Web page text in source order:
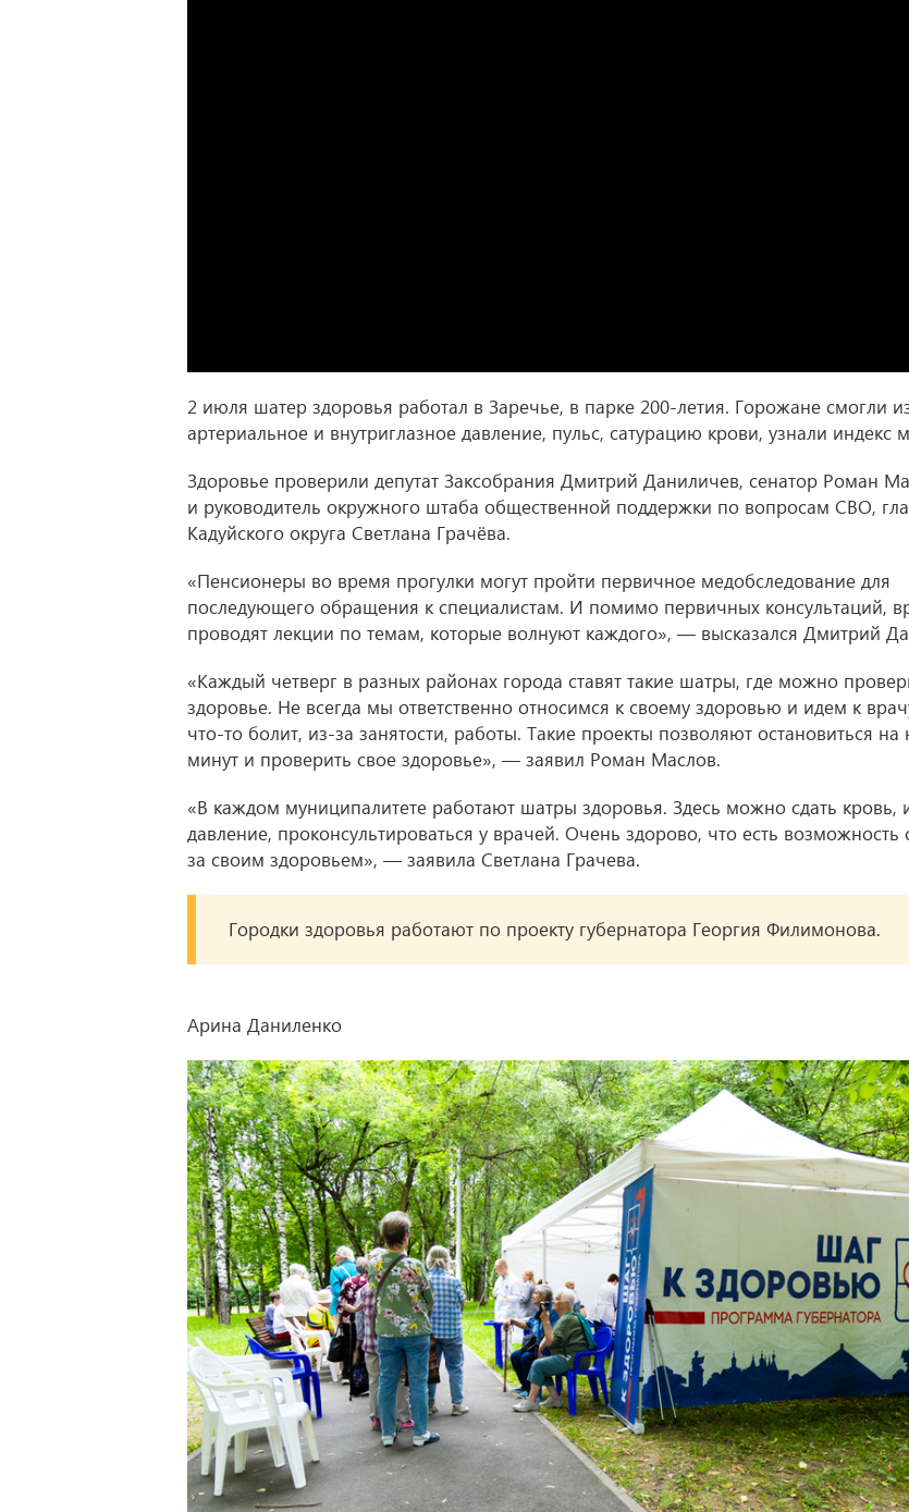
2 июля шатер здоровья работал в Заречье, в парке 200-летия. Горожане смогли
артериальное и внутриглазное давление, пульс, сатурацию крови, узнали индекс
Здоровье проверили депутат Заксобрания Дмитрий Даниличев, сенатор Роман
и руководитель окружного штаба общественной поддержки по вопросам СВО,
Кадуйского округа Светлана Грачёва.
«Пенсионеры во время прогулки могут пройти первичное медобследование для
последующего обращения к специалистам. И помимо первичных консультаций,
проводят лекции по темам, которые волнуют каждого», — высказался Дмитрий
«Каждый четверг в разных районах города ставят такие шатры, где можно
здоровье. Не всегда мы ответственно относимся к своему здоровью и идем к
что-то болит, из-за занятости, работы. Такие проекты позволяют остановиться на
минут и проверить свое здоровье», — заявил Роман Маслов.
«В каждом муниципалитете работают шатры здоровья. Здесь можно сдать кровь,
давление, проконсультироваться у врачей. Очень здорово, что есть возможность
за своим здоровьем», — заявила Светлана Грачева.
Городки здоровья работают по проекту губернатора Георгия Филимонова.
Арина Даниленко